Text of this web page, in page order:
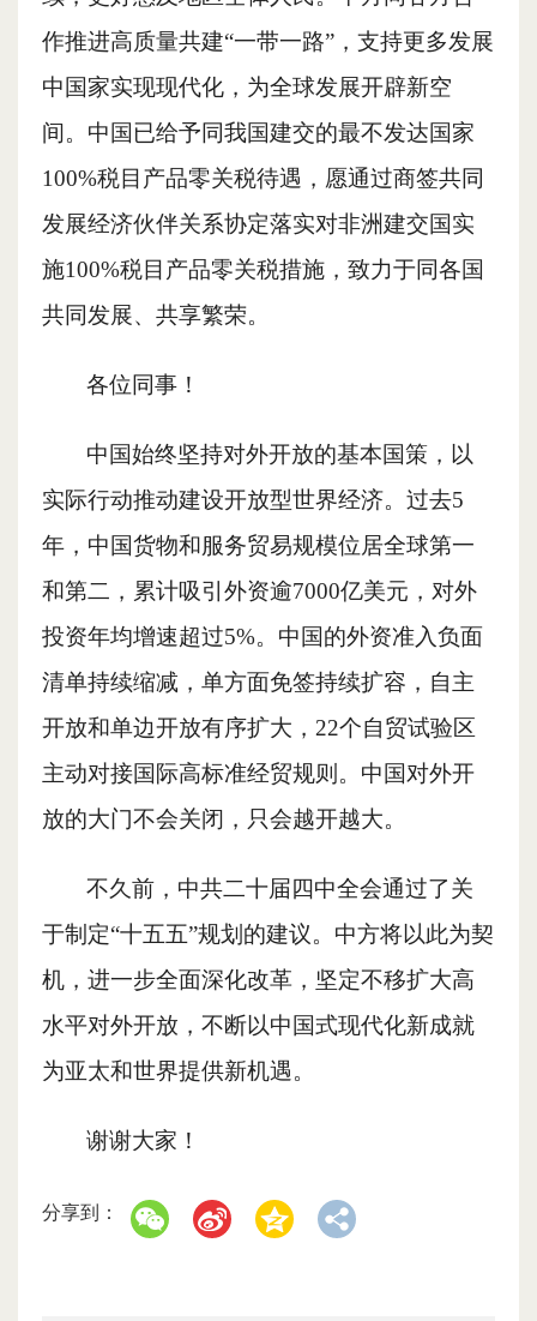
作推进高质量共建“一带一路”，支持更多发展
中国家实现现代化，为全球发展开辟新空
间。中国已给予同我国建交的最不发达国家
100%税目产品零关税待遇，愿通过商签共同
发展经济伙伴关系协定落实对非洲建交国实
施100%税目产品零关税措施，致力于同各国
共同发展、共享繁荣。
各位同事！
中国始终坚持对外开放的基本国策，以
实际行动推动建设开放型世界经济。过去5
年，中国货物和服务贸易规模位居全球第一
和第二，累计吸引外资逾7000亿美元，对外
投资年均增速超过5%。中国的外资准入负面
清单持续缩减，单方面免签持续扩容，自主
开放和单边开放有序扩大，22个自贸试验区
主动对接国际高标准经贸规则。中国对外开
放的大门不会关闭，只会越开越大。
不久前，中共二十届四中全会通过了关
于制定“十五五”规划的建议。中方将以此为契
机，进一步全面深化改革，坚定不移扩大高
水平对外开放，不断以中国式现代化新成就
为亚太和世界提供新机遇。
谢谢大家！
分享到：